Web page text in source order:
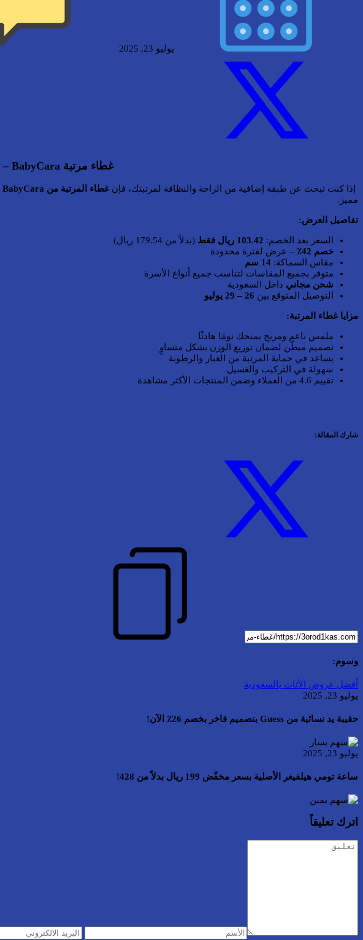
يوليو 23, 2025
غطاء مرتبة BabyCara – نعومة، سماكة، وراحة لا مثيل لها بسعر مخفّض!
إذا كنت تبحث عن طبقة إضافية من الراحة والنظافة لمرتبتك، فإن غطاء المرتبة من BabyCara
مميز.
تفاصيل العرض:
السعر بعد الخصم: 103.42 ريال فقط
(بدلاً من 179.54 ريال)
خصم 42٪
– عرض لفترة محدودة
مقاس السماكة: 14 سم
متوفر بجميع المقاسات لتناسب جميع أنواع الأسرة
شحن مجاني داخل السعودية
التوصيل المتوقع بين 26 – 29 يوليو
مزايا غطاء المرتبة:
ملمس ناعم ومريح يمنحك نومًا هادئًا
تصميم مبطّن لضمان توزيع الوزن بشكل متساوٍ
يساعد في حماية المرتبة من الغبار والرطوبة
سهولة في التركيب والغسيل
تقييم 4.6 من العملاء وضمن المنتجات الأكثر مشاهدة
شارك المقالة:
وسوم:
أفضل عروض الأثاث بالسعودية
يوليو 23, 2025
حقيبة يد نسائية من Guess بتصميم فاخر بخصم 26٪ الآن!
يوليو 23, 2025
ساعة تومي هيلفيغر الأصلية بسعر مخفّض 199 ريال بدلاً من 428!
اترك تعليقاً